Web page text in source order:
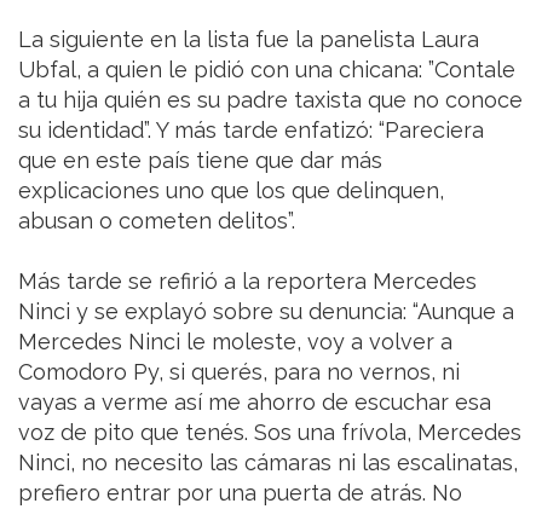
La siguiente en la lista fue la panelista Laura
Ubfal, a quien le pidió con una chicana: ”Contale
a tu hija quién es su padre taxista que no conoce
su identidad”. Y más tarde enfatizó: “Pareciera
que en este país tiene que dar más
explicaciones uno que los que delinquen,
abusan o cometen delitos”.
Más tarde se refirió a la reportera Mercedes
Ninci y se explayó sobre su denuncia: “Aunque a
Mercedes Ninci le moleste, voy a volver a
Comodoro Py, si querés, para no vernos, ni
vayas a verme así me ahorro de escuchar esa
voz de pito que tenés. Sos una frívola, Mercedes
Ninci, no necesito las cámaras ni las escalinatas,
prefiero entrar por una puerta de atrás. No